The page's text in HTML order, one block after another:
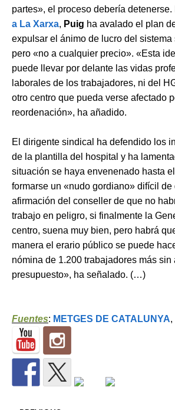
partes», el proceso debería detenerse.
a La Xarxa, Puig ha avalado el plan
expulsar el ánimo de lucro del
pero «no a cualquier precio». «Esta
puede llevar por delante las vidas
laborales de los trabajadores, ni del
otro centro que pueda verse afectado
reordenación», ha añadido.
El dirigente sindical ha defendido los
de la plantilla del hospital y ha
situación se haya envenenado hasta
formarse un «nudo gordiano» difícil de
afirmación del conseller de que no
trabajo en peligro, si finalmente la
centro, suena muy bien, pero habrá
manera el erario público se puede
nómina de 1.200 trabajadores más sin
presupuesto», ha señalado. (…)
Fuentes: METGES DE CATALUNYA,